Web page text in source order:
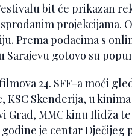
bit će prikazan
projekcijama.
Prema podacima s
Sarajevu gotovo su
24. SFF-a moći
KSC Skenderija, u
Grad, MMC kinu Ilidža
je centar Dječijeg